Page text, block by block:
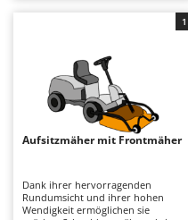
Auslegemulcher für
Balkenmäher
Bandsägen
Batterieladegeräte -
Baumscheren -
Argo
Ariete
Attila
Ausonia
Awelco
und eine angemessene Präzision.
die Möglichkeit, ein spezielles
Mulchen-Kit zu installieren.
Aufsitzmäher mit Frontmäher
Dank ihrer hervorragenden
Rundumsicht und ihrer hohen
Wendigkeit ermöglichen sie
1